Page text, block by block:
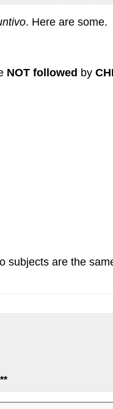
. Here are some.
NOT followed by
subjects are the